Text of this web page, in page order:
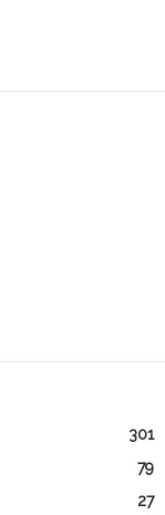
301
79
27